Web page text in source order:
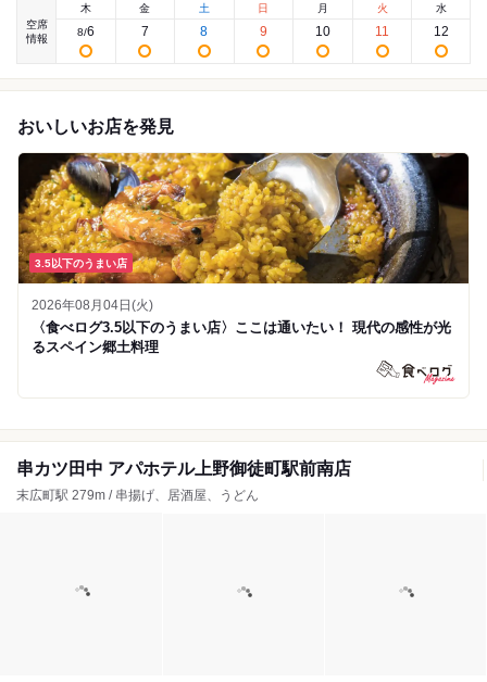
空席
情報
木
8/6
金
7
土
8
日
9
月
10
火
11
水
12
おいしいお店を発見
3.5以下のうまい店
2026年08月04日(火)
〈食べログ3.5以下のうまい店〉ここは通いたい！ 現代の感性が光
るスペイン郷土料理
串カツ田中 アパホテル上野御徒町駅前南店
末広町駅 279m / 串揚げ、居酒屋、うどん